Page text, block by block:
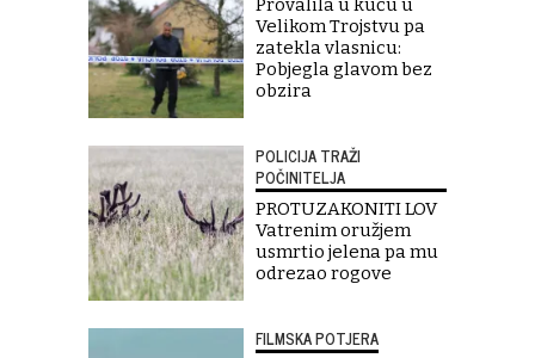
Provalila u kuću u
Velikom Trojstvu pa
zatekla vlasnicu:
Pobjegla glavom bez
obzira
POLICIJA TRAŽI
POČINITELJA
PROTUZAKONITI LOV
Vatrenim oružjem
usmrtio jelena pa mu
odrezao rogove
FILMSKA POTJERA